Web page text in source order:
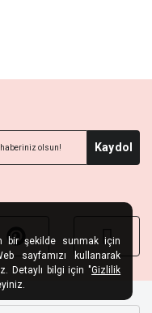
Kaydol
bir şekilde sunmak için
sayfamızı kullanarak
Detaylı bilgi için "Gizlilik